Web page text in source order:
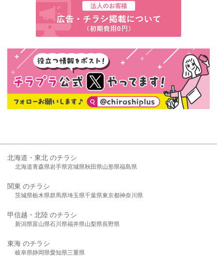
北海道・東北 のチラシ
北海道青森県岩手県宮城県秋田県山形県福島県
関東 のチラシ
茨城県栃木県群馬県埼玉県千葉県東京都神奈川県
甲信越・北陸 のチラシ
新潟県富山県石川県福井県山梨県長野県
東海 のチラシ
岐阜県静岡県愛知県三重県